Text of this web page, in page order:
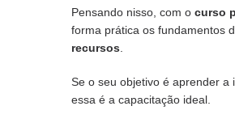
Pensando nisso, com o curso
forma prática os fundamentos
recursos
Se o seu objetivo é aprender a
essa é a capacitação ideal.